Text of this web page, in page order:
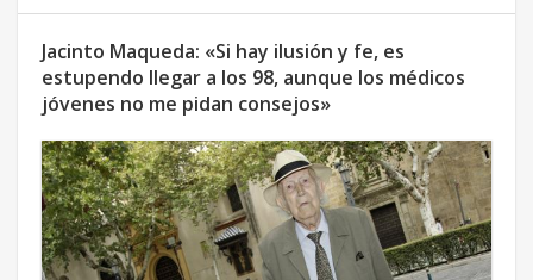
Jacinto Maqueda: «Si hay ilusión y fe, es
estupendo llegar a los 98, aunque los médicos
jóvenes no me pidan consejos»